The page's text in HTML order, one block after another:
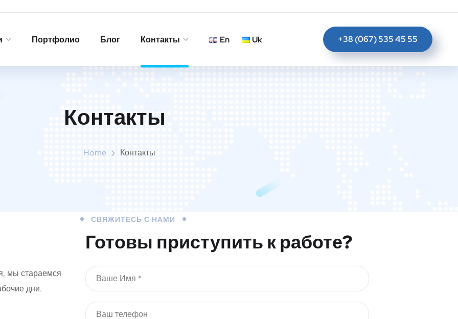
Портфолио Блог Контакты En Uk +38 (067) 535 45 55
Контакты
Home Контакты
мы стараемся
дни.
СВЯЖИТЕСЬ С НАМИ
Готовы приступить к работе?